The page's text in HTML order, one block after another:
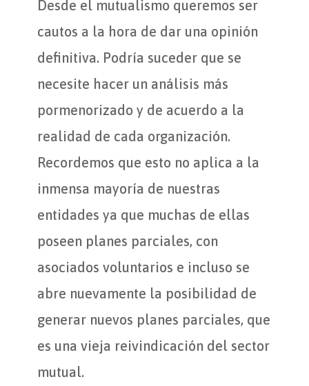
Desde el mutualismo queremos ser
cautos a la hora de dar una opinión
definitiva. Podría suceder que se
necesite hacer un análisis más
pormenorizado y de acuerdo a la
realidad de cada organización.
Recordemos que esto no aplica a la
inmensa mayoría de nuestras
entidades ya que muchas de ellas
poseen planes parciales, con
asociados voluntarios e incluso se
abre nuevamente la posibilidad de
generar nuevos planes parciales, que
es una vieja reivindicación del sector
mutual.